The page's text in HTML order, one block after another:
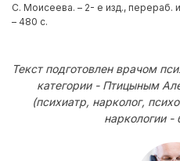
С. Моисеева. – 2- е изд.,
– 480 с.
Текст подготовлен врачом
категории - Птицыным
(психиатр, нарколог,
наркологии -